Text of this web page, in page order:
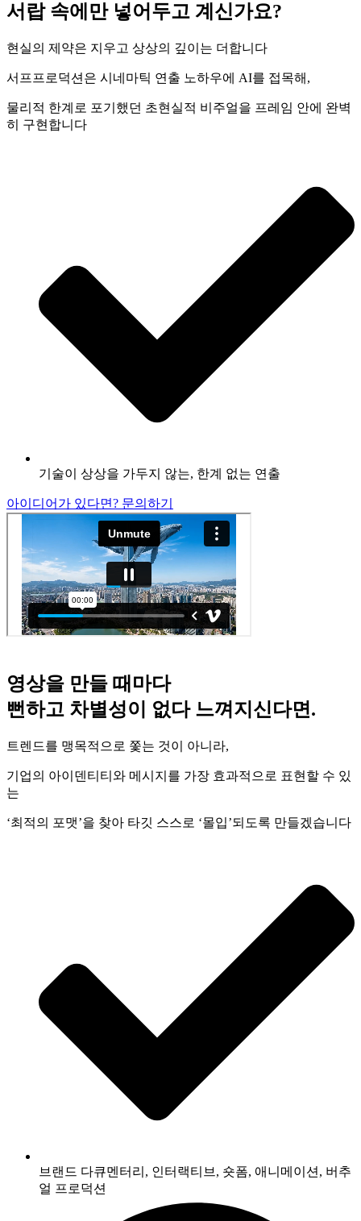
서랍 속에만 넣어두고 계신가요?
현실의 제약은 지우고 상상의 깊이는 더합니다
서프프로덕션은 시네마틱 연출 노하우에 AI를 접목해,
물리적 한계로 포기했던 초현실적 비주얼을 프레임 안에 완벽
히 구현합니다
기술이 상상을 가두지 않는, 한계 없는 연출
아이디어가 있다면? 문의하기
영상을 만들 때마다
뻔하고 차별성이 없다 느껴지신다면.
트렌드를 맹목적으로 쫓는 것이 아니라,
기업의 아이덴티티와 메시지를 가장 효과적으로 표현할 수 있
는
‘최적의 포맷’을 찾아 타깃 스스로 ‘몰입’되도록 만들겠습니다
브랜드 다큐멘터리, 인터랙티브, 숏폼, 애니메이션, 버추
얼 프로덕션